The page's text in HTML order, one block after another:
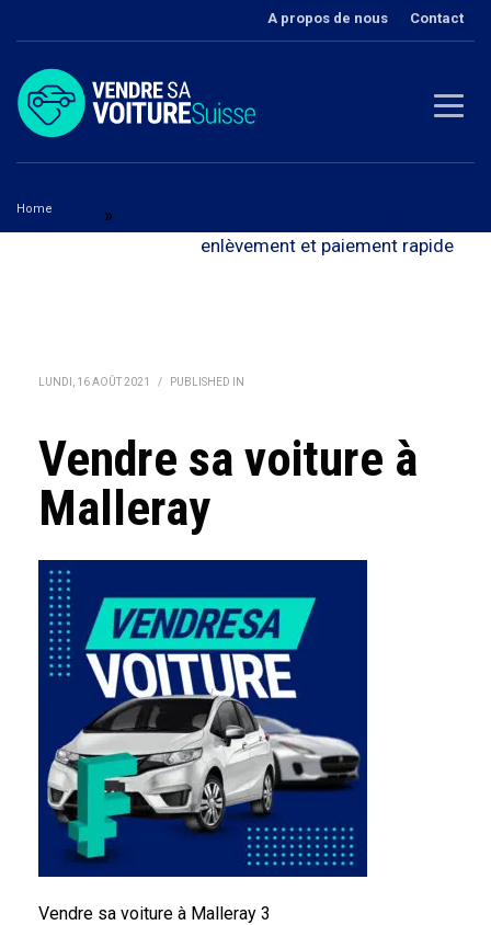
A propos de nous Contact
Home »
enlèvement et paiement rapide
LUNDI, 16 AOÛT 2021 / PUBLISHED IN
Vendre sa voiture à
Malleray
Vendre sa voiture à Malleray 3